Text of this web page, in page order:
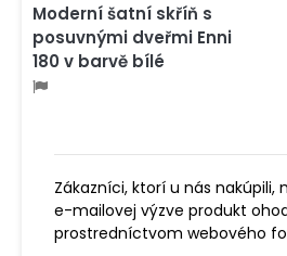
Moderní šatní skříň s
posuvnými dveřmi Enni
180 v barvě bílé
Zákazníci, ktorí u nás nakúpili,
e-mailovej výzve produkt
prostredníctvom webového